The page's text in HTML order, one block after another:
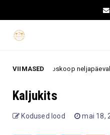
VIIMASED
Päevahoroskoop neljapäevaks,
Kaljukits
Kodused lood mai 18,